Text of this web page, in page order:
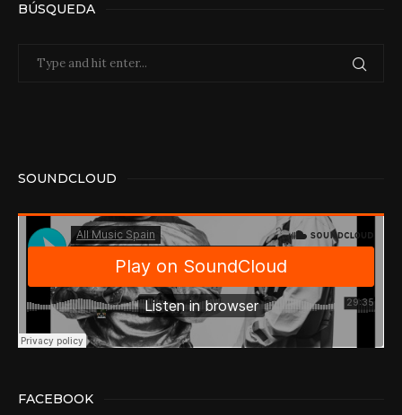
BÚSQUEDA
SOUNDCLOUD
FACEBOOK